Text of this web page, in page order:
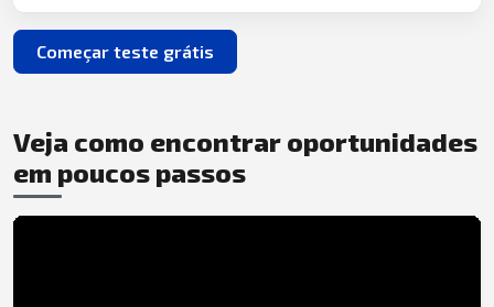
Começar teste grátis
Veja como encontrar oportunidades
em poucos passos